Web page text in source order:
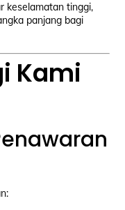
keselamatan tinggi,
panjang bagi
Kami